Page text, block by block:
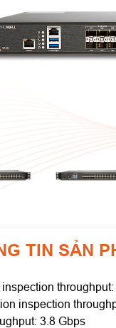
TIN SẢN
inspection
3.8 Gbps